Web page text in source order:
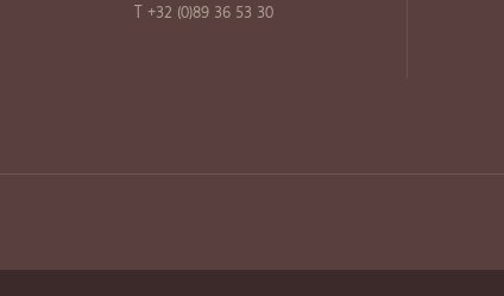
T +32 (0)89 36 53 30